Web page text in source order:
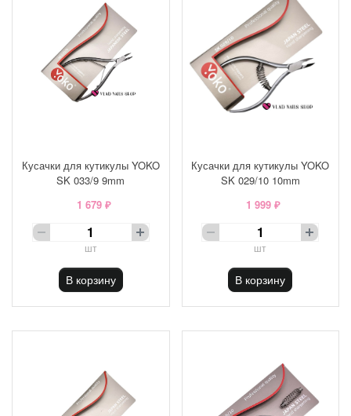
Кусачки для кутикулы YOKO
SK 033/9 9mm
1 679 ₽
шт
В корзину
Кусачки для кутикулы YOKO
SK 029/10 10mm
1 999 ₽
шт
В корзину